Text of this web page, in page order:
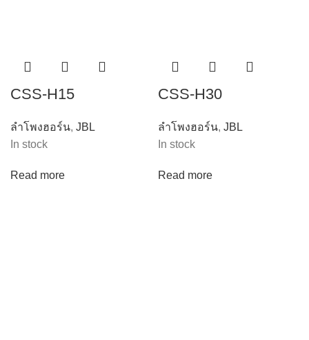
CSS-H15
ลำโพงฮอร์น, JBL
In stock
Read more
CSS-H30
ลำโพงฮอร์น, JBL
In stock
Read more